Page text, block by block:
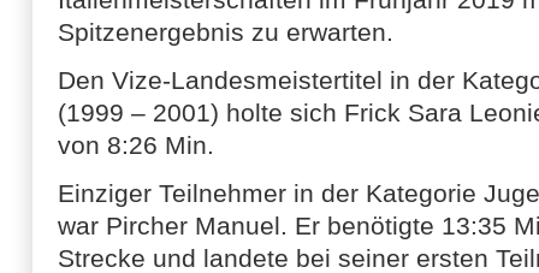
Spitzenergebnis zu erwarten.
Den Vize-Landesmeistertitel in der
(1999 – 2001) holte sich Frick Sara
von 8:26 Min.
Einziger Teilnehmer in der Kategorie
war Pircher Manuel. Er benötigte 13:35
Strecke und landete bei seiner ersten